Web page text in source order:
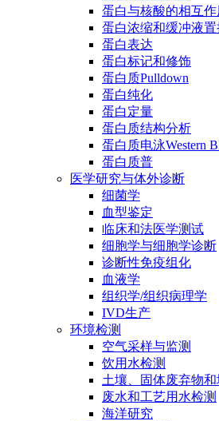
蛋白与核酸的相互作
蛋白浓缩和缓冲液置
蛋白表达
蛋白标记和修饰
蛋白质Pulldown
蛋白纯化
蛋白定量
蛋白质结构分析
蛋白质电泳Western
蛋白质普
医学研究与体外诊断
细菌学
血型鉴定
临床和法医学测试
细胞学与细胞学诊断
诊断性免疫组化
血液学
组织学/组织病理学
IVD生产
环境检测
空气采样与监测
饮用水检测
土壤、固体废弃物和
废水和工艺用水检测
海洋研究